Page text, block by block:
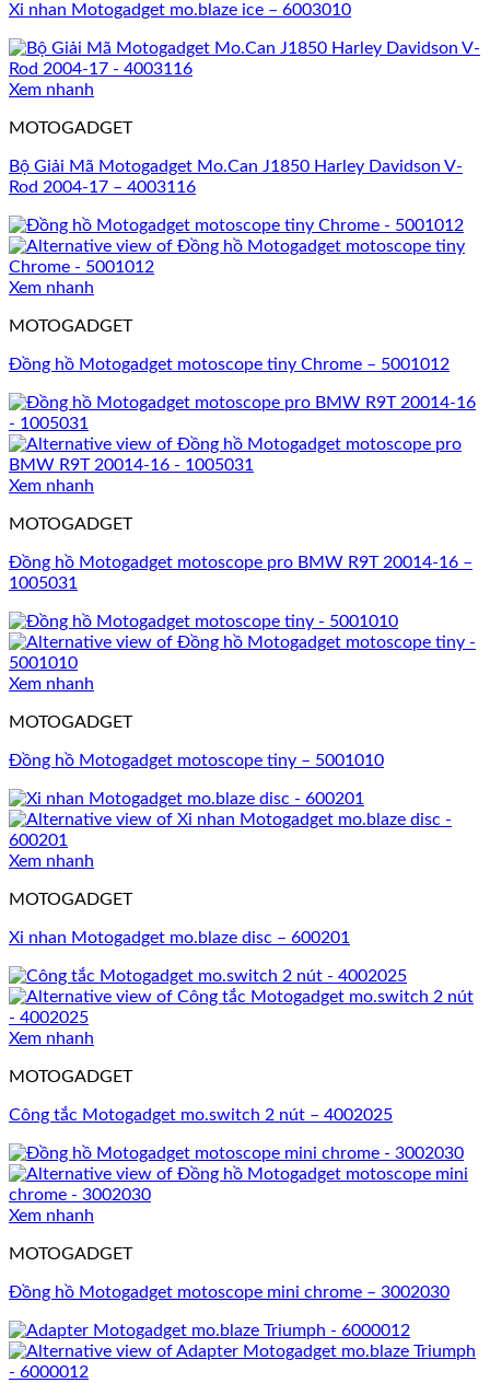
Xi nhan Motogadget mo.blaze ice – 6003010
Xem nhanh
MOTOGADGET
Bộ Giải Mã Motogadget Mo.Can J1850 Harley Davidson V-
Rod 2004-17 – 4003116
Xem nhanh
MOTOGADGET
Đồng hồ Motogadget motoscope tiny Chrome – 5001012
Xem nhanh
MOTOGADGET
Đồng hồ Motogadget motoscope pro BMW R9T 20014-16 –
1005031
Xem nhanh
MOTOGADGET
Đồng hồ Motogadget motoscope tiny – 5001010
Xem nhanh
MOTOGADGET
Xi nhan Motogadget mo.blaze disc – 600201
Xem nhanh
MOTOGADGET
Công tắc Motogadget mo.switch 2 nút – 4002025
Xem nhanh
MOTOGADGET
Đồng hồ Motogadget motoscope mini chrome – 3002030